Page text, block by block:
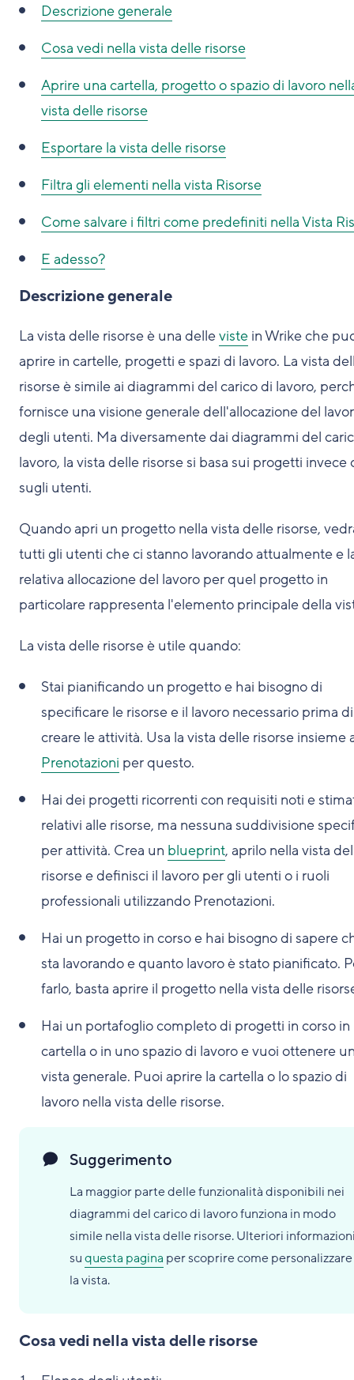
Descrizione generale
Cosa vedi nella vista delle risorse
Aprire una cartella, progetto o spazio di lavoro
vista delle risorse
Esportare la vista delle risorse
Filtra gli elementi nella vista Risorse
Come salvare i filtri come predefiniti nella Vista
E adesso?
Descrizione generale
La vista delle risorse è una delleviste in Wrike che
aprire in cartelle, progetti e spazi di lavoro. La vista
risorse è simile ai diagrammi del carico di lavoro,
fornisce una visione generale dell'allocazione del
degli utenti. Ma diversamente dai diagrammi del
lavoro, la vista delle risorse si basa sui progetti invece
sugli utenti.
Quando apri un progetto nella vista delle risorse,
tutti gli utenti che ci stanno lavorando attualmente e
relativa allocazione del lavoro per quel progetto in
particolare rappresenta l'elemento principale della
La vista delle risorse è utile quando:
Stai pianificando un progetto e hai bisogno di
specificare le risorse e il lavoro necessario prima di
creare le attività. Usa la vista delle risorse insieme
Prenotazioni per questo.
Hai dei progetti ricorrenti con requisiti noti e
relativi alle risorse, ma nessuna suddivisione
per attività. Crea un blueprint, aprilo nella vista
risorse e definisci il lavoro per gli utenti o i ruoli
professionali utilizzando Prenotazioni.
Hai un progetto in corso e hai bisogno di sapere
sta lavorando e quanto lavoro è stato pianificato.
farlo, basta aprire il progetto nella vista delle
Hai un portafoglio completo di progetti in corso in
cartella o in uno spazio di lavoro e vuoi ottenere
vista generale. Puoi aprire la cartella o lo spazio di
lavoro nella vista delle risorse.
Suggerimento
La maggior parte delle funzionalità disponibili nei
diagrammi del carico di lavoro funziona in modo
simile nella vista delle risorse. Ulteriori
suquesta pagina per scoprire come personalizzare
la vista.
Cosa vedi nella vista delle risorse